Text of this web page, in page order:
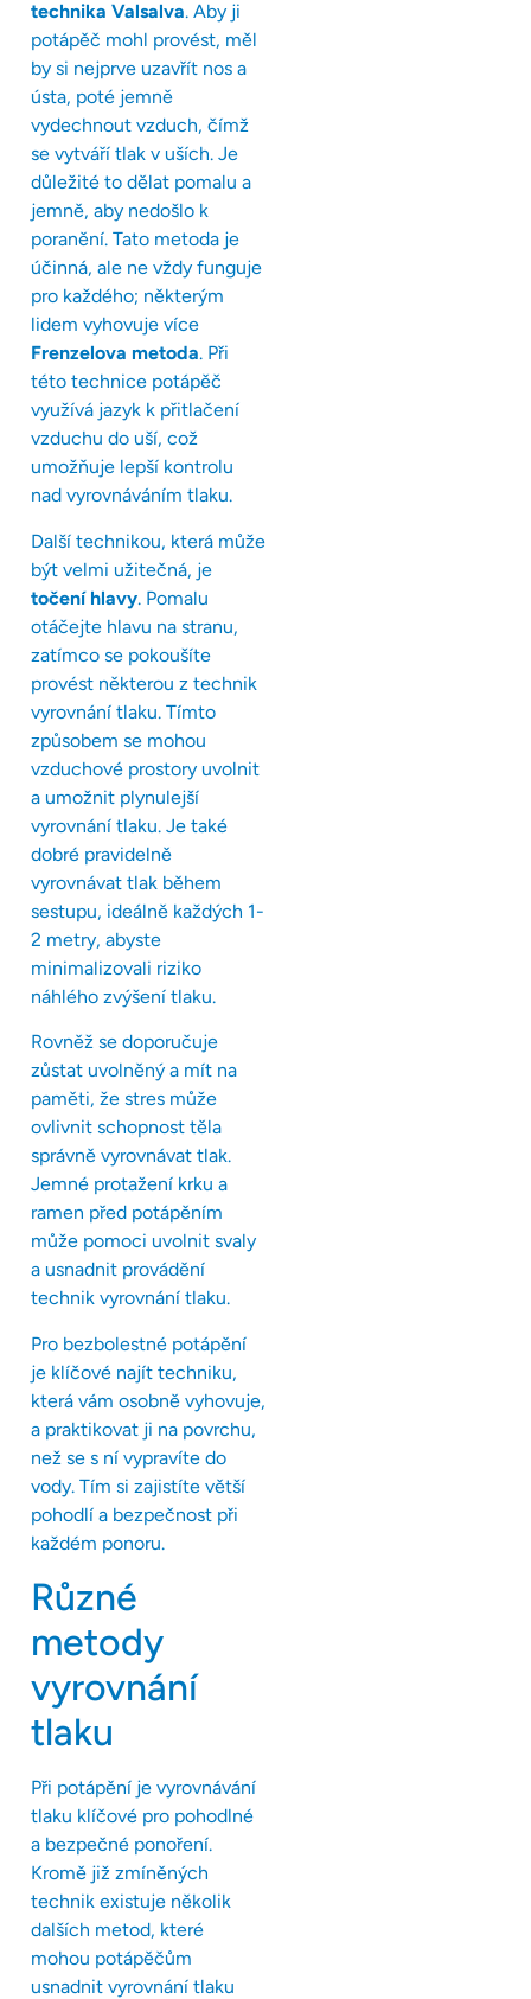
technika Valsalva. Aby ji
potápěč mohl provést, měl
by si nejprve uzavřít nos a
ústa, poté jemně
vydechnout vzduch, čímž
se vytváří tlak v uších. Je
důležité to dělat pomalu a
jemně, aby nedošlo k
poranění. Tato metoda je
účinná, ale ne vždy funguje
pro každého; některým
lidem vyhovuje více
Frenzelova metoda. Při
této technice potápěč
využívá jazyk k přitlačení
vzduchu do uší, což
umožňuje lepší kontrolu
nad vyrovnáváním tlaku.
Další technikou, která může
být velmi užitečná, je
točení hlavy. Pomalu
otáčejte hlavu na stranu,
zatímco se pokoušíte
provést některou z technik
vyrovnání tlaku. Tímto
způsobem se mohou
vzduchové prostory uvolnit
a umožnit plynulejší
vyrovnání tlaku. Je také
dobré pravidelně
vyrovnávat tlak během
sestupu, ideálně každých 1-
2 metry, abyste
minimalizovali riziko
náhlého zvýšení tlaku.
Rovněž se doporučuje
zůstat uvolněný a mít na
paměti, že stres může
ovlivnit schopnost těla
správně vyrovnávat tlak.
Jemné protažení krku a
ramen před potápěním
může pomoci uvolnit svaly
a usnadnit provádění
technik vyrovnání tlaku.
Pro bezbolestné potápění
je klíčové najít techniku,
která vám osobně vyhovuje,
a praktikovat ji na povrchu,
než se s ní vypravíte do
vody. Tím si zajistíte větší
pohodlí a bezpečnost při
každém ponoru.
Různé
metody
vyrovnání
tlaku
Při potápění je vyrovnávání
tlaku klíčové pro pohodlné
a bezpečné ponoření.
Kromě již zmíněných
technik existuje několik
dalších metod, které
mohou potápěčům
usnadnit vyrovnání tlaku